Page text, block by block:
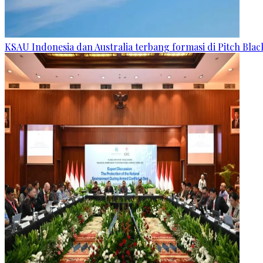
KSAU Indonesia dan Australia terbang formasi di Pitch